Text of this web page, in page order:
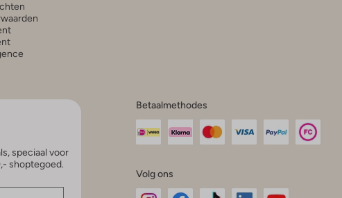
speciaal voor
shoptegoed.
Betaalmethodes
Volg ons